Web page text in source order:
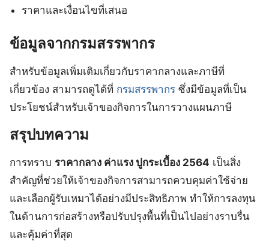
ราคาและเงื่อนไขที่เสนอ
ข้อมูลจากกรมสรรพากร
สำหรับข้อมูลเพิ่มเติมเกี่ยวกับราคากลางและภาษีที่
เกี่ยวข้อง สามารถดูได้ที่ กรมสรรพากร ซึ่งมีข้อมูลที่เป็น
ประโยชน์สำหรับเจ้าของกิจการในการวางแผนภาษี
สรุปบทความ
การทราบ ราคากลาง ค่าแรง ปูกระเบื้อง 2564 เป็นสิ่ง
สำคัญที่ช่วยให้เจ้าของกิจการสามารถควบคุมค่าใช้จ่าย
และเลือกผู้รับเหมาได้อย่างมีประสิทธิภาพ ทำให้การลงทุน
ในด้านการก่อสร้างหรือปรับปรุงพื้นที่เป็นไปอย่างราบรื่น
และคุ้มค่าที่สุด